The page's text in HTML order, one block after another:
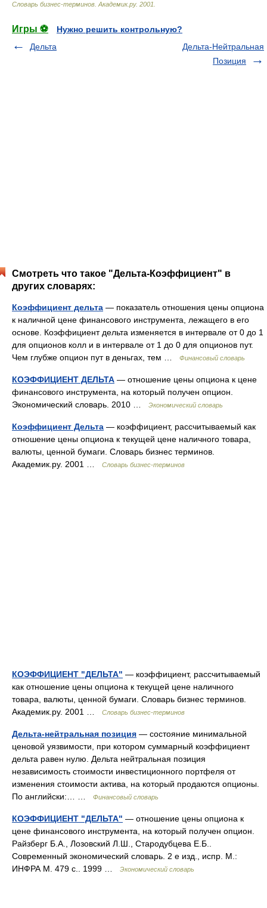
Словарь бизнес-терминов. Академик.ру. 2001
Игры ⚽
Нужно решить контрольную?
Дельта
Дельта-Нейтральная
Позиция
Смотреть что такое "Дельта-Коэффициент" в
других словарях:
Коэффициент дельта — показатель отношения цены опциона
к наличной цене финансового инструмента, лежащего в его
основе. Коэффициент дельта изменяется в интервале от 0 до 1
для опционов колл и в интервале от 1 до 0 для опционов пут.
Чем глубже опцион пут в деньгах, тем …
Финансовый словарь
КОЭФФИЦИЕНТ ДЕЛЬТА — отношение цены опциона к цене
финансового инструмента, на который получен опцион.
Экономический словарь. 2010 …
Экономический словарь
Коэффициент Дельта — коэффициент, рассчитываемый как
отношение цены опциона к текущей цене наличного товара,
валюты, ценной бумаги. Словарь бизнес терминов.
Академик.ру. 2001 …
Словарь бизнес-терминов
КОЭФФИЦИЕНТ "ДЕЛЬТА" — коэффициент, рассчитываемый
как отношение цены опциона к текущей цене наличного
товара, валюты, ценной бумаги. Словарь бизнес терминов.
Академик.ру. 2001 …
Словарь бизнес-терминов
Дельта-нейтральная позиция — состояние минимальной
ценовой уязвимости, при котором суммарный коэффициент
дельта равен нулю. Дельта нейтральная позиция
независимость стоимости инвестиционного портфеля от
изменения стоимости актива, на который продаются опционы.
По английски:… …
Финансовый словарь
КОЭФФИЦИЕНТ "ДЕЛЬТА" — отношение цены опциона к
цене финансового инструмента, на который получен опцион.
Райзберг Б.А., Лозовский Л.Ш., Стародубцева Е.Б..
Современный экономический словарь. 2 е изд., испр. М.:
ИНФРА М. 479 с.. 1999 …
Экономический словарь